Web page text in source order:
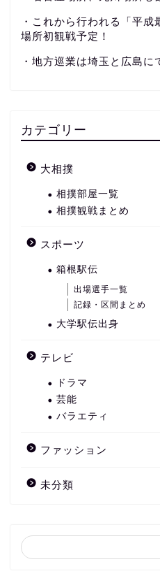
・これから行われる「平
場所初観戦予定！
・地方巡業は埼玉と広島に
カテゴリー
大相撲
相撲部屋一覧
相撲観戦まとめ
スポーツ
箱根駅伝
出場選手一覧
記録・区間まとめ
大学駅伝出身
テレビ
ドラマ
芸能
バラエティ
ファッション
未分類